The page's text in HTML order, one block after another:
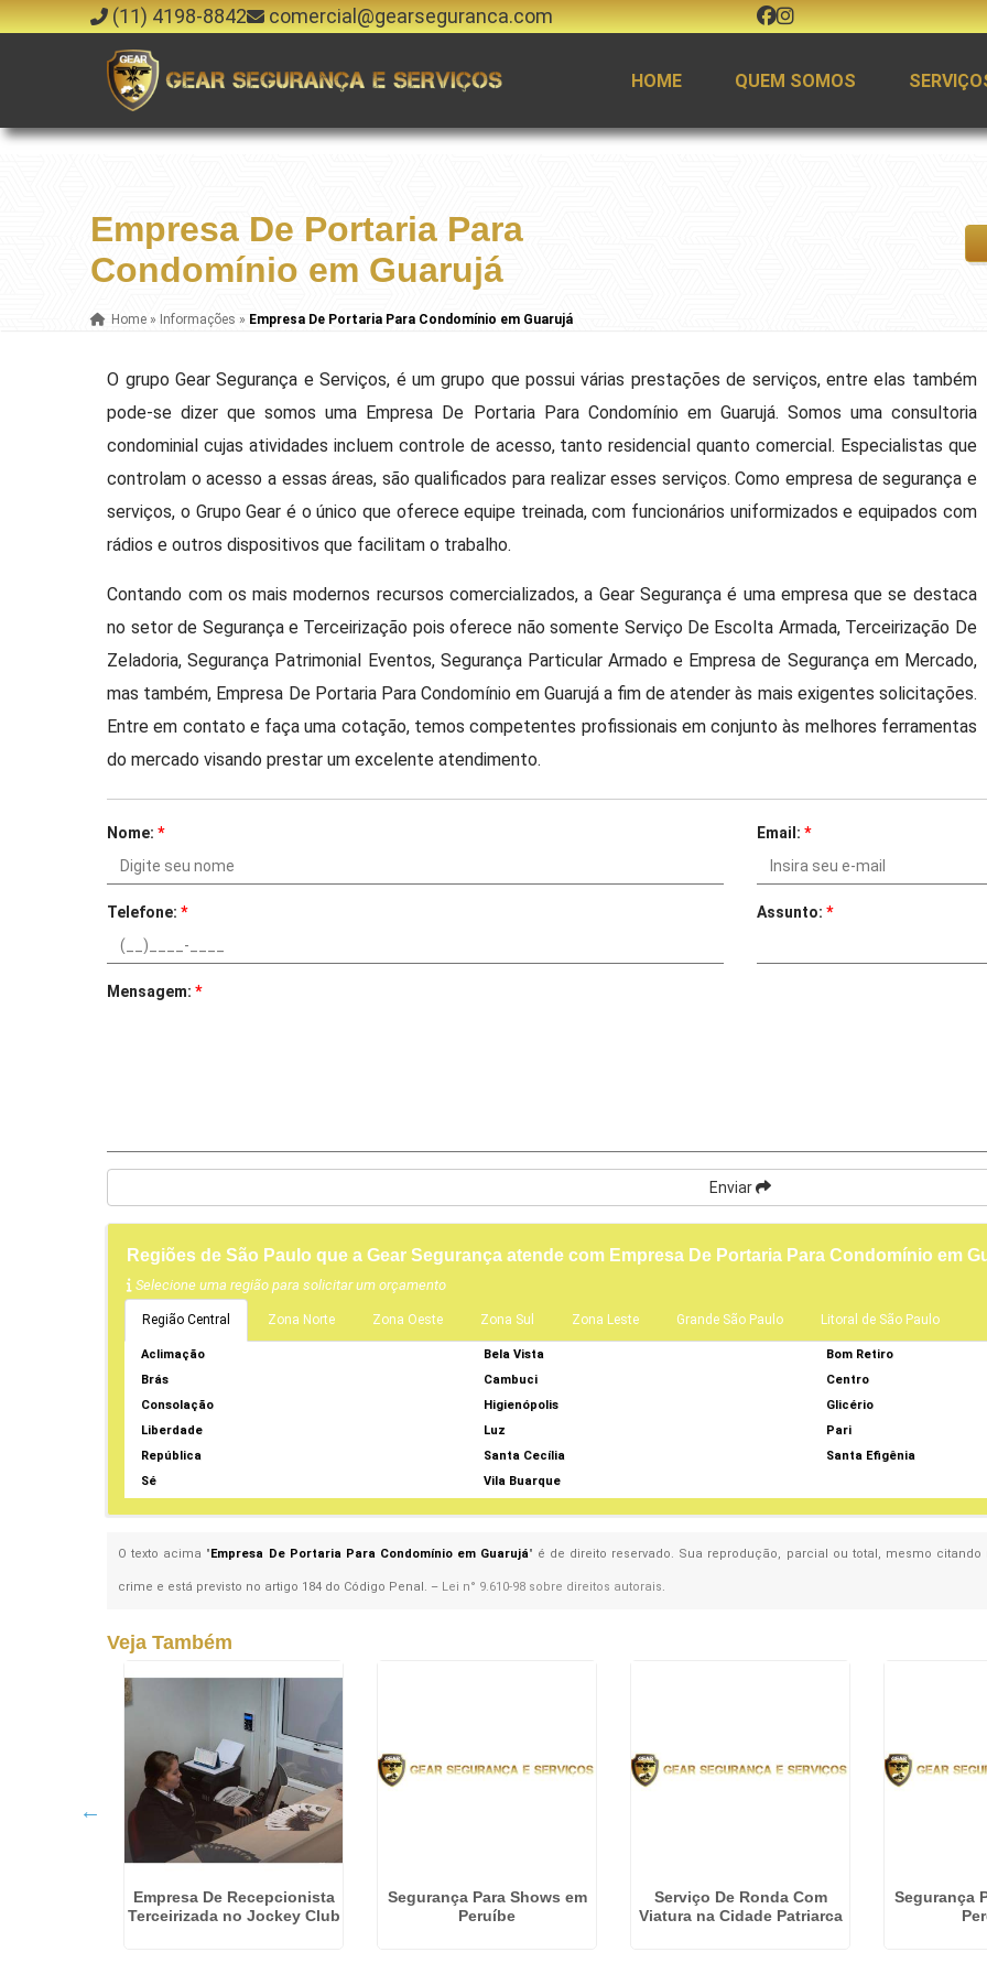
(11) 4198-8842 comercial@gearseguranca.com
HOME QUEM SOMOS
Empresa De Portaria Para
Condomínio em Guarujá
Home » Informações » Empresa De Portaria Para Condomínio em Guarujá
O grupo Gear Segurança e Serviços, é um grupo que possui várias prestações de serviços, entre elas também
pode-se dizer que somos uma Empresa De Portaria Para Condomínio em Guarujá. Somos uma consultoria
condominial cujas atividades incluem controle de acesso, tanto residencial quanto comercial. Especialistas que
controlam o acesso a essas áreas, são qualificados para realizar esses serviços. Como empresa de segurança e
serviços, o Grupo Gear é o único que oferece equipe treinada, com funcionários uniformizados e equipados com
rádios e outros dispositivos que facilitam o trabalho.
Contando com os mais modernos recursos comercializados, a Gear Segurança é uma empresa que se destaca
no setor de Segurança e Terceirização pois oferece não somente Serviço De Escolta Armada, Terceirização De
Zeladoria, Segurança Patrimonial Eventos, Segurança Particular Armado e Empresa de Segurança em Mercado,
mas também, Empresa De Portaria Para Condomínio em Guarujá a fim de atender às mais exigentes solicitações.
Entre em contato e faça uma cotação, temos competentes profissionais em conjunto às melhores ferramentas
do mercado visando prestar um excelente atendimento.
Nome:* Email: *
Telefone:* Assunto: *
Mensagem:*
Enviar
Regiões de São Paulo que a Gear Segurança atende com Empresa De Portaria Para Condomínio em
Selecione uma região para solicitar um orçamento
Região Central Zona Norte Zona Oeste Zona Sul Zona Leste Grande São Paulo Litoral de São Paulo
Aclimação Bela Vista
Bom Retiro
Brás
Cambuci
Centro
Consolação
Higienópolis
Glicério
Liberdade
Luz
Pari
República
Santa Cecília
Santa Efigênia
Sé
Vila Buarque
O texto acima "Empresa De Portaria Para Condomínio em Guarujá" é de direito reservado. Sua reprodução, parcial ou total, mesmo
crime e está previsto no artigo 184 do Código Penal. – Lei n° 9.610-98 sobre direitos autorais.
Veja Também
Empresa De Recepcionista
Terceirizada no Jockey Club
Segurança Para Shows em
Peruíbe
Serviço De Ronda Com
Viatura na Cidade Patriarca
Segurança